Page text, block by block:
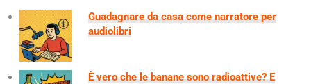
Guadagnare da casa come narratore per
audiolibri
È vero che le banane sono radioattive? E